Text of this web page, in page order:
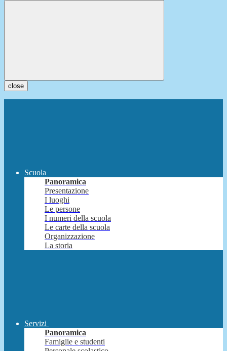
close
Scuola
Panoramica
Presentazione
I luoghi
Le persone
I numeri della scuola
Le carte della scuola
Organizzazione
La storia
Servizi
Panoramica
Famiglie e studenti